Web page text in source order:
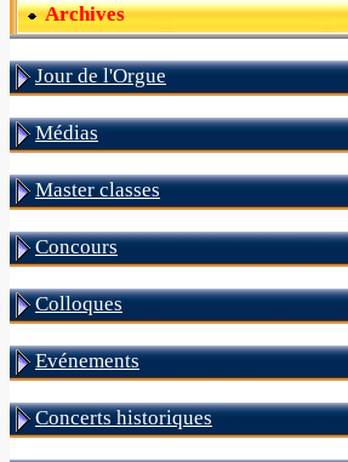
Archives
Jour de l'Orgue
Médias
Master classes
Concours
Colloques
Evénements
Concerts historiques